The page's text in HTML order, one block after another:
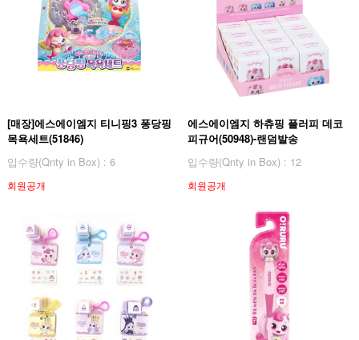
[매장]에스에이엠지 티니핑3 퐁당핑
목욕세트(51846)
입수량(Qnty in Box) : 6
회원공개
에스에이엠지 하츄핑 플러피 데코
피규어(50948)-랜덤발송
입수량(Qnty in Box) : 12
회원공개